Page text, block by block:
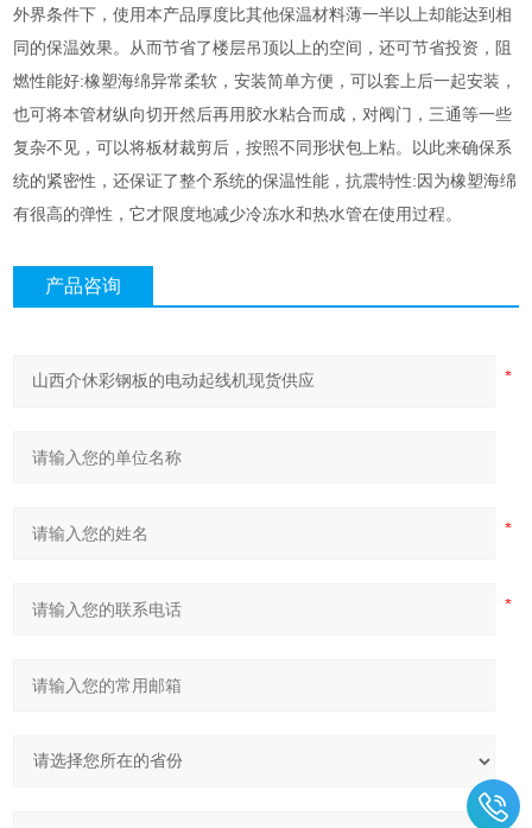
外界条件下，使用本产品厚度比其他保温材料薄一半以上却能达到相
同的保温效果。从而节省了楼层吊顶以上的空间，还可节省投资，阻
燃性能好:橡塑海绵异常柔软，安装简单方便，可以套上后一起安装，
也可将本管材纵向切开然后再用胶水粘合而成，对阀门，三通等一些
复杂不见，可以将板材裁剪后，按照不同形状包上粘。以此来确保系
统的紧密性，还保证了整个系统的保温性能，抗震特性:因为橡塑海绵
有很高的弹性，它才限度地减少冷冻水和热水管在使用过程。
产品咨询